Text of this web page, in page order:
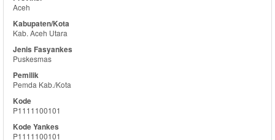
Aceh
Kab. Aceh Utara
Puskesmas
Pemda Kab./Kota
P1111100101
P1111100101